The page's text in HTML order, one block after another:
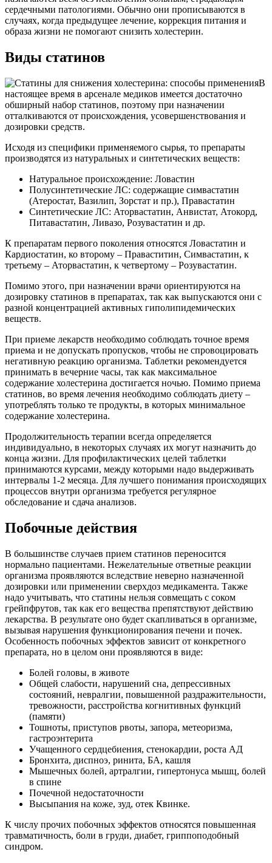
сердечными патологиями. Обычно они прописываются в
случаях, когда предыдущее лечение, коррекция питания и
образа жизни не помогают снизить холестерин.
Виды статинов
В
настоящее время в арсенале медиков имеется достаточно
обширный набор статинов, поэтому при назначении
отталкиваются от происхождения, усовершенствования и
дозировки средств.
Исходя из специфики применяемого сырья, то препараты
производятся из натуральных и синтетических веществ:
Натуральное происхождение: Ловастин
Полусинтетические ЛС: содержащие симвастатин
(Атеростат, Вазилип, Зорстат и пр.), Правастатин
Синтетические ЛС: Аторвастатин, Анвистат, Атокорд,
Питавастатин, Ливазо, Розувастатин и др.
К препаратам первого поколения относятся Ловастатин и
Кардиостатин, ко второму – Праваститин, Симвастатин, к
третьему – Аторвастатин, к четвертому – Розувастатин.
Помимо этого, при назначении врачи ориентируются на
дозировку статинов в препаратах, так как выпускаются они с
разной концентрацией активных гиполипидемических
веществ.
При приеме лекарств необходимо соблюдать точное время
приема и не допускать пропусков, чтобы не спровоцировать
негативную реакцию организма. Таблетки рекомендуется
принимать в вечерние часы, так как максимальное
содержание холестерина достигается ночью. Помимо приема
статинов, во время лечения необходимо соблюдать диету –
употреблять только те продукты, в которых минимальное
содержание холестерина.
Продолжительность терапии всегда определяется
индивидуально, в некоторых случаях их могут назначить до
конца жизни. Для профилактических целей таблетки
принимаются курсами, между которыми надо выдерживать
интервалы 1-2 месяца. Для лучшего понимания происходящих
процессов внутри организма требуется регулярное
обследование и сдача анализов.
Побочные действия
В большинстве случаев прием статинов переносится
нормально пациентами. Нежелательные ответные реакции
организма проявляются вследствие неверно назначенной
дозировки или применении сверхдоз медикамента. Также
надо учитывать, что статины нельзя совмещать с соком
грейпфрутов, так как его вещества препятствуют действию
лекарства. В результате оно будет скапливаться в организме,
вызывая нарушения функционирования печени и почек.
Особенность побочных эффектов зависит от конкретного
препарата, но в целом они проявляются в виде:
Болей головы, в животе
Общей слабости, нарушений сна, депрессивных
состояний, невралгии, повышенной раздражительности,
тревожности, расстройства когнитивных функций
(памяти)
Тошноты, приступов рвоты, запора, метеоризма,
гастроэнтерита
Учащенного сердцебиения, стенокардии, роста АД
Бронхита, диспноэ, ринита, БА, кашля
Мышечных болей, артралгии, гипертонуса мышц, болей
в спине
Почечной недостаточности
Высыпания на коже, зуд, отек Квинке.
К числу прочих побочных эффектов относятся повышенная
травматичность, боли в груди, диабет, гриппоподобный
синдром.